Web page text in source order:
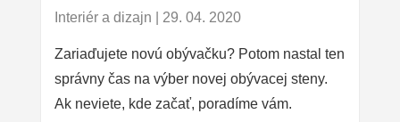
Interiér a dizajn | 29. 04. 2020
Zariaďujete novú obývačku? Potom nastal ten
správny čas na výber novej obývacej steny.
Ak neviete, kde začať, poradíme vám.